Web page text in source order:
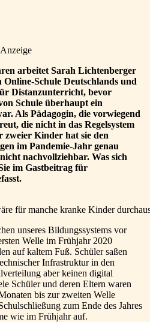
Anzeige
arbeitet Sarah Lichtenberger
Schule Deutschlands und
Distanzunterricht, bevor
Schule überhaupt ein
Als Pädagogin, die vorwiegend
die nicht in das Regelsystem
zweier Kinder hat sie den
im Pandemie-Jahr genau
nachvollziehbar. Was sich
im Gastbeitrag für
für manche kranke Kinder
unseres Bildungssystems vor
Welle im Frühjahr 2020
auf kaltem Fuß. Schüler saßen
Infrastruktur in den
aber keinen digital
Schüler und deren Eltern waren
bis zur zweiten Welle
zum Ende des Jahres
wie im Frühjahr auf.